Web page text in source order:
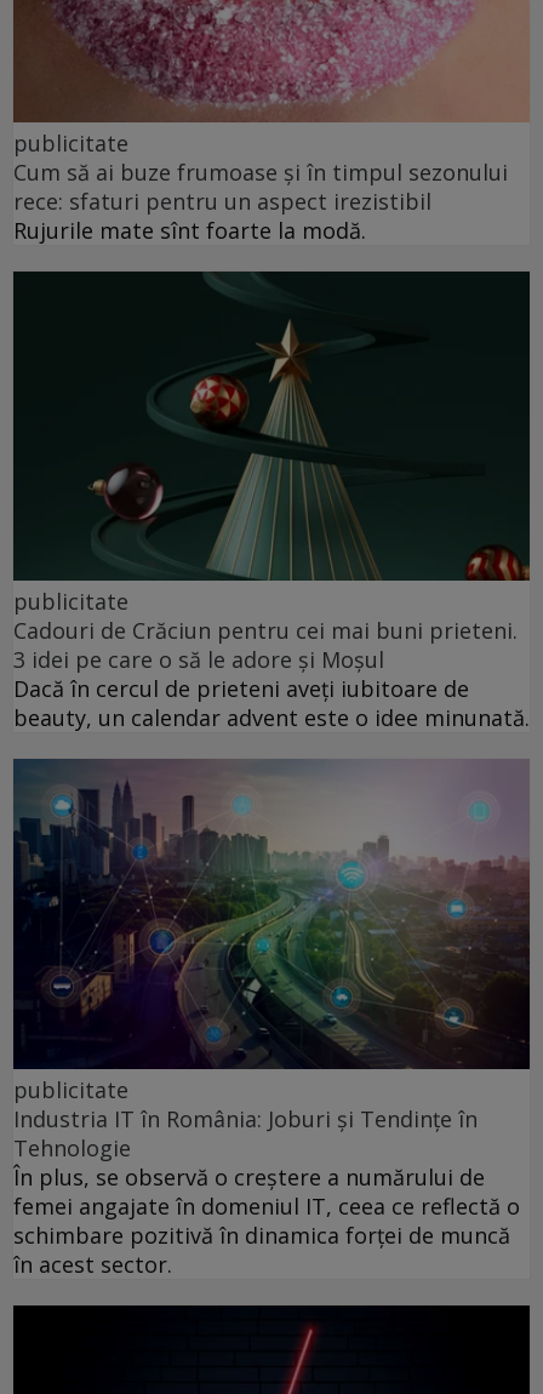
publicitate
Cum să ai buze frumoase şi în timpul sezonului
rece: sfaturi pentru un aspect irezistibil
Rujurile mate sînt foarte la modă.
publicitate
Cadouri de Crăciun pentru cei mai buni prieteni.
3 idei pe care o să le adore și Moșul
Dacă în cercul de prieteni aveți iubitoare de
beauty, un calendar advent este o idee minunată.
publicitate
Industria IT în România: Joburi și Tendințe în
Tehnologie
În plus, se observă o creștere a numărului de
femei angajate în domeniul IT, ceea ce reflectă o
schimbare pozitivă în dinamica forței de muncă
în acest sector.